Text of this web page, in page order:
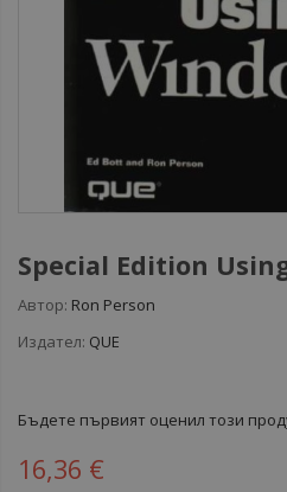
Special Edition
Автор: Ron Person
Издател: QUE
Бъдете първият оценил този
16,36 €